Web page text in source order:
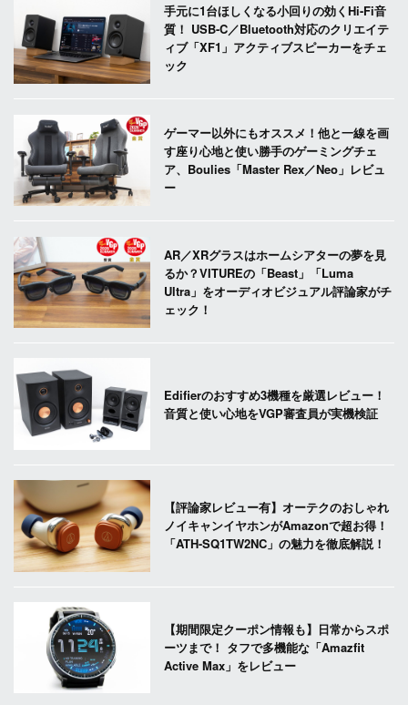
手元に1台ほしくなる小回りの効くHi-Fi音
質！ USB-C／Bluetooth対応のクリエイテ
ィブ「XF1」アクティブスピーカーをチェ
ック
ゲーマー以外にもオススメ！他と一線を画
す座り心地と使い勝手のゲーミングチェ
ア、Boulies「Master Rex／Neo」レビュ
ー
AR／XRグラスはホームシアターの夢を見
るか？VITUREの「Beast」「Luma
Ultra」をオーディオビジュアル評論家がチ
ェック！
Edifierのおすすめ3機種を厳選レビュー！
音質と使い心地をVGP審査員が実機検証
【評論家レビュー有】オーテクのおしゃれ
ノイキャンイヤホンがAmazonで超お得！
「ATH-SQ1TW2NC」の魅力を徹底解説！
【期間限定クーポン情報も】日常からスポ
ーツまで！ タフで多機能な「Amazfit
Active Max」をレビュー